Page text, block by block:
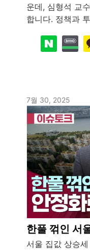
운데, 심형석 교
합니다. 정책과
7월 30, 2025
한풀 꺾인 서
서울 집값 상승